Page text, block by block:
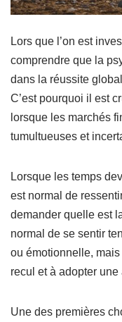
Lors que l’on est
comprendre que la
dans la réussite
C’est pourquoi il est
lorsque les marchés
tumultueuses et
Lorsque les temps
est normal de
demander quelle est
normal de se sentir
ou émotionnelle,
recul et à adopter
Une des premières